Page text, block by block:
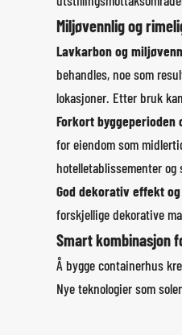
Miljøvennlig og
Lavkarbon og
behandles, noe som
lokasjoner. Etter bruk
Forkort byggeperioden
for eiendom som
hotelletablissementer og
God dekorativ effekt
forskjellige dekorative
Smart kombinasjon
Å bygge containerhus
Nye teknologier som